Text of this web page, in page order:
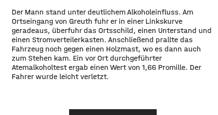
Der Mann stand unter deutlichem Alkoholeinfluss. Am
Ortseingang von Greuth fuhr er in einer Linkskurve
geradeaus, überfuhr das Ortsschild, einen Unterstand und
einen Stromverteilerkasten. Anschließend prallte das
Fahrzeug noch gegen einen Holzmast, wo es dann auch
zum Stehen kam. Ein vor Ort durchgeführter
Atemalkoholtest ergab einen Wert von 1,66 Promille. Der
Fahrer wurde leicht verletzt.